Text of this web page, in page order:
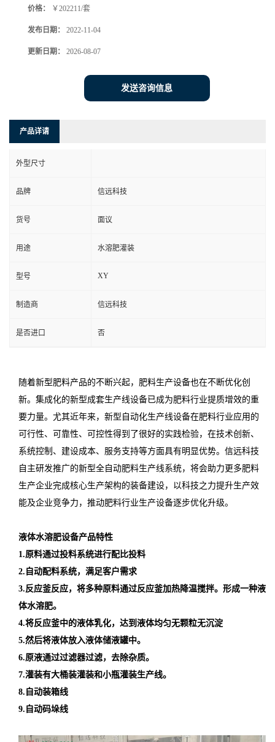
价格： ￥202211/套
发布日期： 2022-11-04
更新日期： 2026-08-07
发送咨询信息
产品详请
外型尺寸
品牌 信远科技
货号 面议
用途 水溶肥灌装
型号 XY
制造商 信远科技
是否进口 否
随着新型肥料产品的不断兴起，肥料生产设备也在不断优化创
新。集成化的新型成套生产线设备已成为肥料行业提质增效的重
要力量。尤其近年来，新型自动化生产线设备在肥料行业应用的
可行性、可靠性、可控性得到了很好的实践检验，在技术创新、
系统控制、建设成本、服务支持等方面具有明显优势。信远科技
自主研发推广的新型全自动肥料生产线系统，将会助力更多肥料
生产企业完成核心生产架构的装备建设，以科技之力提升生产效
能及企业竞争力，推动肥料行业生产设备逐步优化升级。
液体水溶肥设备产品特性
1.原料通过投料系统进行配比投料
2.自动配料系统，满足客户需求
3.反应釜反应，将多种原料通过反应釜加热降温搅拌。形成一种液
体水溶肥。
4.将反应釜中的液体乳化，达到液体均匀无颗粒无沉淀
5.然后将液体放入液体储液罐中。
6.原液通过过滤器过滤，去除杂质。
7.灌装有大桶装灌装和小瓶灌装生产线。
8.自动装箱线
9.自动码垛线